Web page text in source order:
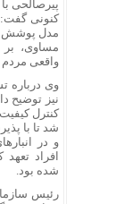
پیرصالحی
کنونی گفت:
مدل پوشش
مساوی، بر
واقعی
وی درباره
نیز توضیح
کنترل
شد تا با
و در
افراد
شده بود.
رئیس